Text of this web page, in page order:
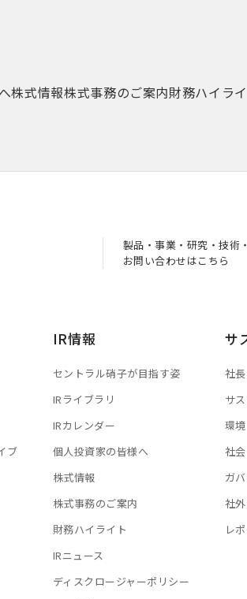
株式情報株式事務のご案内財務ハイラ
製品・事業・研究・技術
お問い合わせはこちら
ブ
IR情報
セントラル硝子が目指す姿
IRライブラリ
IRカレンダー
個人投資家の皆様へ
株式情報
株式事務のご案内
財務ハイライト
IRニュース
ディスクロージャーポリシー
サ
社
サ
環
社
ガ
社
レ